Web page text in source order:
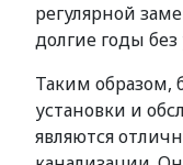
регулярной
долгие годы
Таким образом,
установки и
являются